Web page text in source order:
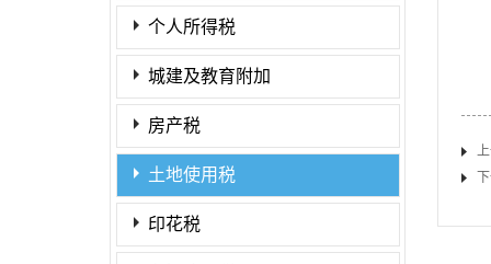
个人所得税
城建及教育附加
房产税
土地使用税
印花税